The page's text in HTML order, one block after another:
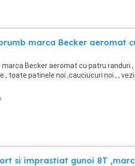
marca Becker aeromat
Becker aeromat cu patru randuri ,
, toate patinele noi ,cauciucuri noi , , vezi
si imprastiat gunoi 8T